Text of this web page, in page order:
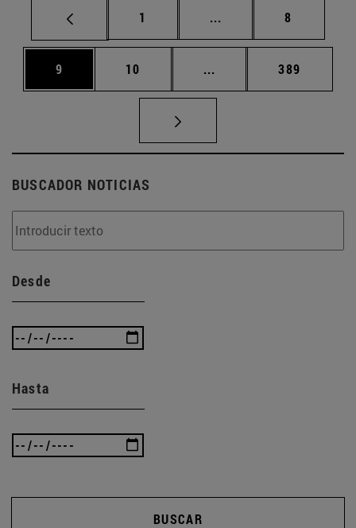
Página
1 ... Páginas intermedias
Página
8
Página
9 Página
10 ... Páginas intermedias
Página
389
BUSCADOR NOTICIAS
Desde
Hasta
BUSCAR